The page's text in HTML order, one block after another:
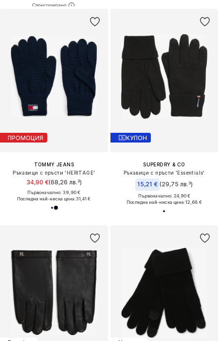
ПРОМОЦИЯ
TOMMY JEANS
Ръкавици с пръсти 'HERITAGE'
34,90 €(68,26 лв.³)
Първоначално: 39,90 €
Последна най-ниска цена:31,41 €
КУПОН
SUPERDRY & CO
Ръкавици с пръсти 'Essentials'
15,21 € (29,75 лв.³)
Първоначално: 24,90 €
Последна най-ниска цена:12,68 €